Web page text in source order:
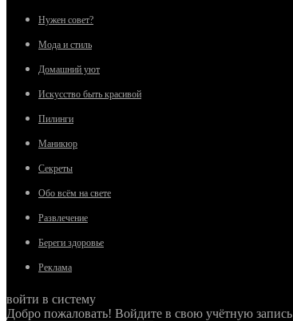
Нужен совет?
Мода и стиль
Домашний уют
Искусство быть красивой
Пилинги
Маникюр
Секреты
Обо всём на свете
Развлечение
Береги здоровье
Реклама
войти в систему
Добро пожаловать! Войдите в свою учётную запись